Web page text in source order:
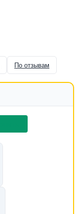
По отзывам